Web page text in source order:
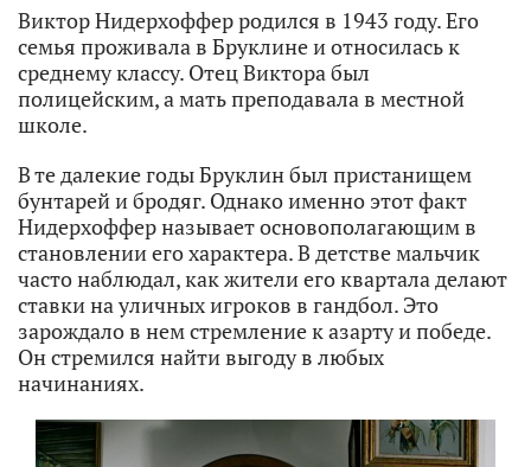
Виктор Нидерхоффер родился в 1943 году. Его
семья проживала в Бруклине и относилась к
среднему классу. Отец Виктора был
полицейским, а мать преподавала в местной
школе.
В те далекие годы Бруклин был пристанищем
бунтарей и бродяг. Однако именно этот факт
Нидерхоффер называет основополагающим в
становлении его характера. В детстве мальчик
часто наблюдал, как жители его квартала делают
ставки на уличных игроков в гандбол. Это
зарождало в нем стремление к азарту и победе.
Он стремился найти выгоду в любых
начинаниях.